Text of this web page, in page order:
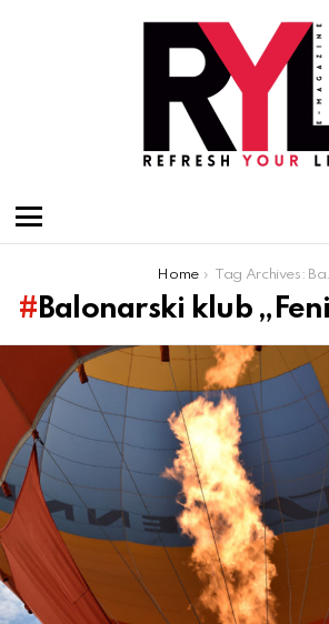
Home Tag Archives: Balonarski klub „Feniks – UMiK“
Balonarski klub
Latest
stories